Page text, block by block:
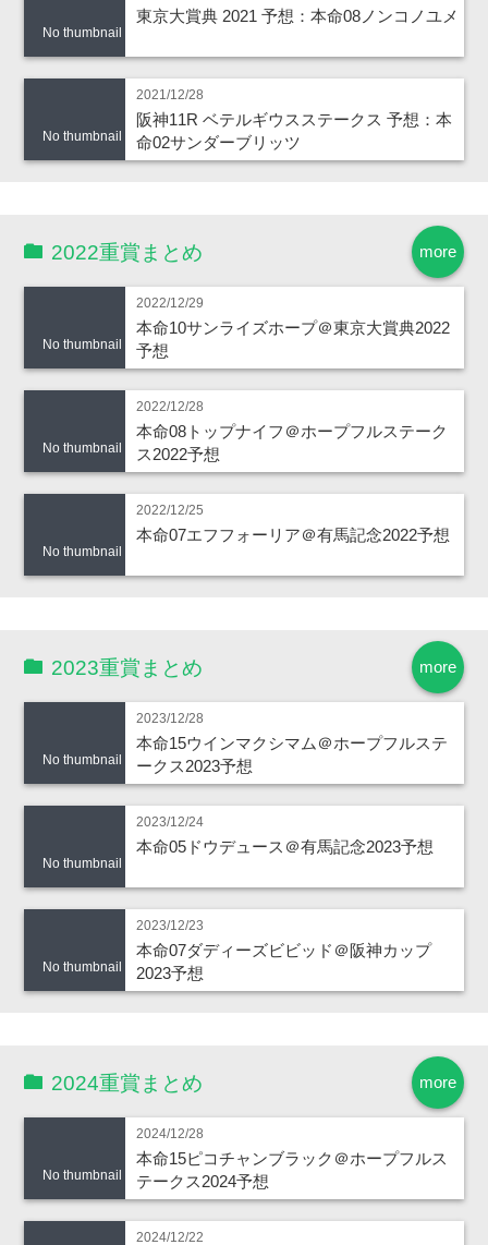
No thumbnail
東京大賞典 2021 予想：本命08ノンコノユメ
No thumbnail
2021/12/28
阪神11R ベテルギウスステークス 予想：本
命02サンダーブリッツ
more
2022重賞まとめ
No thumbnail
2022/12/29
本命10サンライズホープ＠東京大賞典2022
予想
No thumbnail
2022/12/28
本命08トップナイフ＠ホープフルステーク
ス2022予想
No thumbnail
2022/12/25
本命07エフフォーリア＠有馬記念2022予想
more
2023重賞まとめ
No thumbnail
2023/12/28
本命15ウインマクシマム＠ホープフルステ
ークス2023予想
No thumbnail
2023/12/24
本命05ドウデュース＠有馬記念2023予想
No thumbnail
2023/12/23
本命07ダディーズビビッド＠阪神カップ
2023予想
more
2024重賞まとめ
No thumbnail
2024/12/28
本命15ピコチャンブラック＠ホープフルス
テークス2024予想
2024/12/22